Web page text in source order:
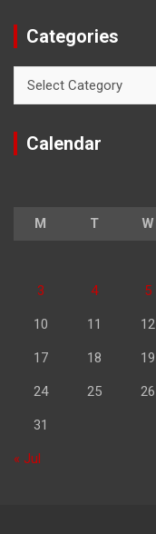
Categories
Calendar
M T W
3 4 5
10 11 12
17 18 19
24 25 26
31
« Jul